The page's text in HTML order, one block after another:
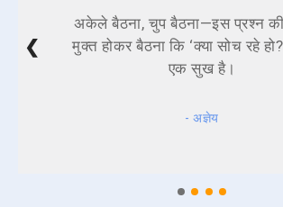
अकेले बैठना, चुप बैठना—इस प्रश्न
मुक्त होकर बैठना कि ‘क्या सोच रहे
एक सुख है।
- अज्ञेय
❮